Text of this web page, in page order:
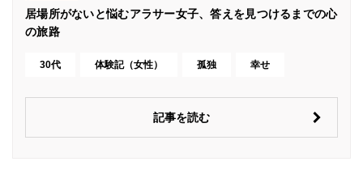
居場所がないと悩むアラサー女子、答えを見つけるまでの心
の旅路
30代 体験記（女性） 孤独 幸せ
記事を読む